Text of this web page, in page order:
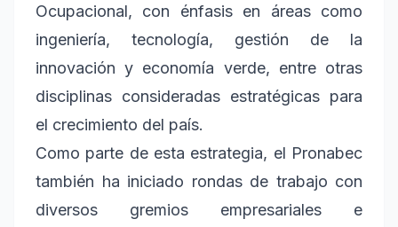
Ocupacional, con énfasis en áreas como
ingeniería, tecnología, gestión de la
innovación y economía verde, entre otras
disciplinas consideradas estratégicas para
el crecimiento del país.
Como parte de esta estrategia, el Pronabec
también ha iniciado rondas de trabajo con
diversos gremios empresariales e